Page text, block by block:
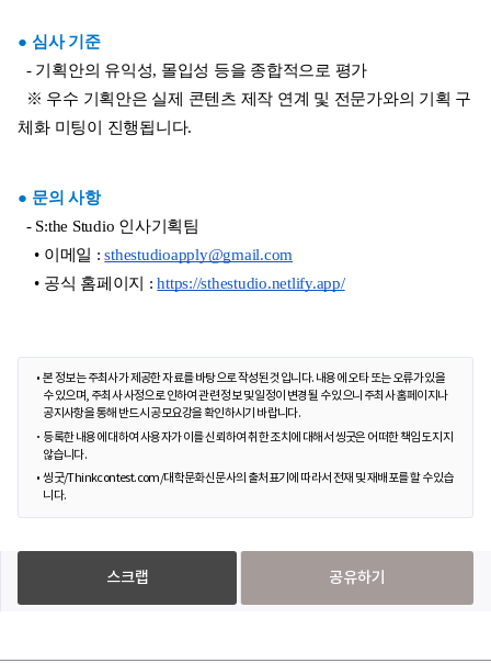
● 심사 기준
- 기획안의 유익성, 몰입성 등을 종합적으로 평가
※ 우수 기획안은 실제 콘텐츠 제작 연계 및 전문가와의 기획 구
체화 미팅이 진행됩니다.
● 문의 사항
- S:the Studio 인사기획팀
• 이메일 : sthestudioapply@gmail.com
• 공식 홈페이지 : https://sthestudio.netlify.app/
본 정보는 주최사가 제공한 자료를 바탕으로 작성된 것입니다. 내용에 오타 또는 오류가 있을
수 있으며, 주최사 사정으로 인하여 관련 정보 및 일정이 변경될 수 있으니 주최사 홈페이지나
공지사항을 통해 반드시 공모요강을 확인하시기 바랍니다.
등록한 내용에 대하여 사용자가 이를 신뢰하여 취한 조치에 대해서 씽굿은 어떠한 책임도 지지
않습니다.
씽굿/Thinkcontest.com/대학문화신문사의 출처표기에 따라서 전재 및 재배포를 할 수 있습
니다.
스크랩 공유하기